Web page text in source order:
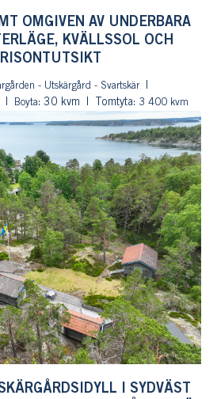
OMGIVEN AV UNDERBARA
KVÄLLSSOL OCH
- Utskärgård - Svartskär
Boyta: 30 kvm Tomtyta: 3 400 kvm
I SYDVÄST